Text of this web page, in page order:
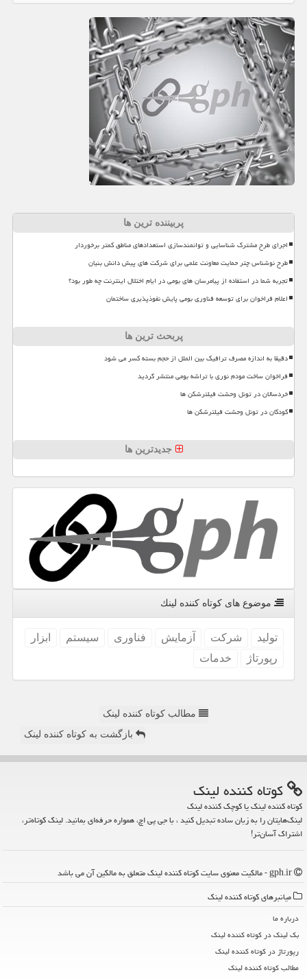
پربیننده ترین ها
اجرای طرح مشترک شناسایی و توانمندسازی استعدادهای مناطق کمتر برخوردار
طرح نوشناس چتر حمایت معاونت علمی برای شرکت های پیش دانش بنیان
تجربه شما در استفاده از پیامرسان های بومی در ایام اختلال اینترنت چه طور بود؟
اعلام فراخوان برای توسعه فناوری بومی پایش نفوذپذیری ساختمان
پربحث ترین ها
دقیقا به اندازه مصرف ترافیک بین الملل از حجم بسته کسر می شود
فراخوان ساخت مودم نوری با تراشه بومی منتشر گردید
خردسالان در تونل وحشت فیلترشکن ها
کودکان در تونل وحشت فیلترشکن ها
جدیدترین ها
موضوع های كوتاه كننده لینك
تولید شركت آزمایش فناوری سیستم
ابزار
رپورتاژ
خدمات
مطالب کوتاه کننده لینک
بازگشت به کوتاه کننده لینک
كوتاه كننده لینك
کوتاه کننده لینک یا کوچک کننده لینک
لینک‌هایتان را به زبان ساده تبدیل کنید ، با جی پی اچ، همواره حرفه‌ای بمانید. لینک کوتاه‌تر،
اشتراک آسان‌تر!
میانبرهای كوتاه كننده لینك
درباره ما
بک لینک در كوتاه كننده لینك
رپورتاژ در كوتاه كننده لینك
مطالب كوتاه كننده لینك